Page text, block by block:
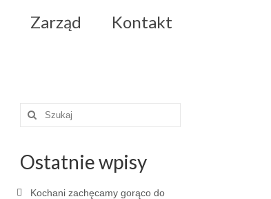
Zarząd
Kontakt
Szuklaj
Ostatnie wpisy
Kochani zachęcamy gorąco do